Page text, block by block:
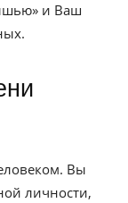
и Ваш
Вы
личности,